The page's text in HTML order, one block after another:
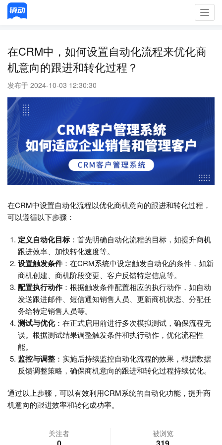
在CRM中，如何设置自动化流程来优化商
机意向的跟进和转化过程？
发布于 2024-10-03 12:30:30
在CRM中设置自动化流程以优化商机意向的跟进和转化过程，
可以遵循以下步骤：
定义自动化目标：首先明确自动化流程的目标，如提升商机
跟进效率、加快转化速度等。
设置触发条件：在CRM系统中设定触发自动化的条件，如新
商机创建、商机阶段变更、客户反馈特定信息等。
配置执行动作 ：根据触发条件配置相应的执行动作，如自动
发送跟进邮件、短信通知销售人员、更新商机状态、分配任
务给特定销售人员等。
测试与优化：在正式启用前进行多次模拟测试，确保流程无
误。根据测试结果调整触发条件和执行动作，优化流程性
能。
监控与调整 ：实施后持续监控自动化流程的效果，根据数据
反馈调整策略，确保商机意向的跟进和转化过程持续优化。
通过以上步骤，可以有效利用CRM系统的自动化功能，提升商
机意向的跟进效率和转化成功率。
关注者 被浏览